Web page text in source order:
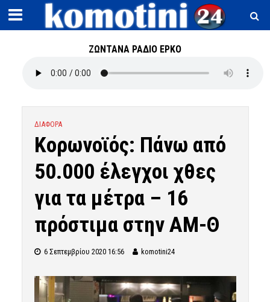
ΖΩΝΤΑΝΑ ΡΑΔΙΟ ΕΡΚΟ
ΔΙΑΦΟΡΑ
Κορωνοϊός: Πάνω από
50.000 έλεγχοι χθες
για τα μέτρα – 16
πρόστιμα στην ΑΜ-Θ
6 Σεπτεμβρίου 2020 16:56 komotini24